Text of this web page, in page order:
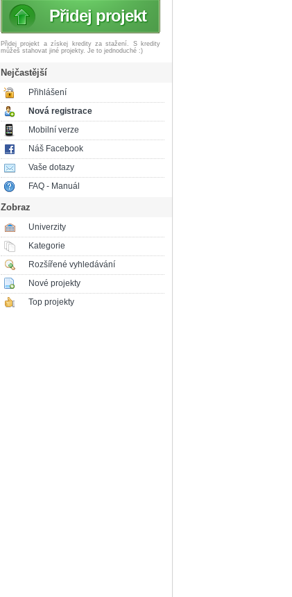
Přidej projekt
Přidej projekt a získej
kredity za stažení. S kredity
můžeš stahovat jiné projekty. Je to jednoduché :)
Nejčastější
Přihlášení
Nová registrace
Mobilní verze
Náš Facebook
Vaše dotazy
FAQ - Manuál
Zobraz
Univerzity
Kategorie
Rozšířené vyhledávání
Nové projekty
Top projekty